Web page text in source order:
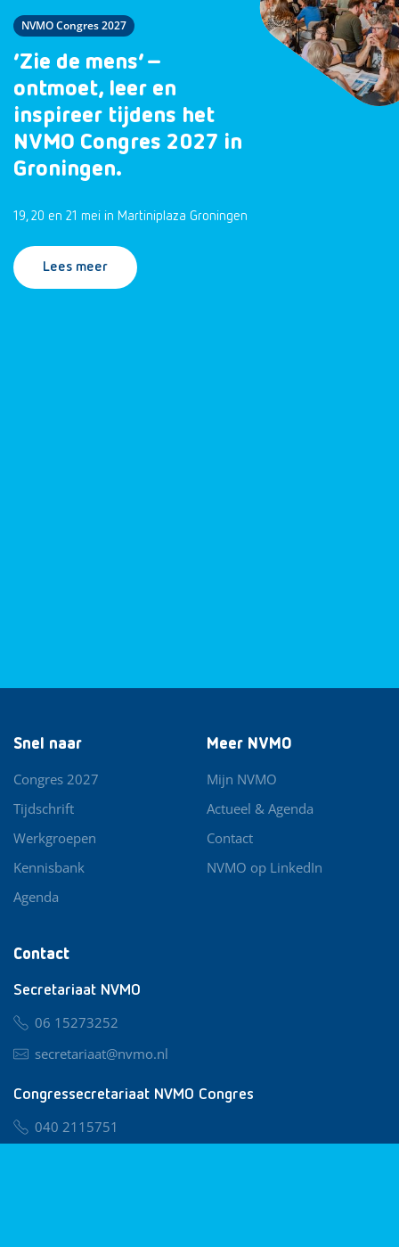
NVMO Congres 2027
‘Zie de mens’ –
ontmoet, leer en
inspireer tijdens het
NVMO Congres 2027 in
Groningen.
19, 20 en 21 mei in Martiniplaza Groningen
Lees meer
Contact
Secretariaat NVMO
06 15273252
secretariaat@nvmo.nl
Congressecretariaat NVMO Congres
040 2115751
Snel naar
Congres 2027
Tijdschrift
Werkgroepen
Kennisbank
Agenda
Meer NVMO
Mijn NVMO
Actueel & Agenda
Contact
NVMO op LinkedIn